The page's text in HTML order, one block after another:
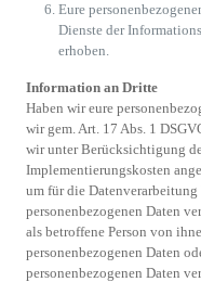
Eure
Dienste der
erhoben.
Information an Dritte
Haben wir eure
wir gem. Art. 17 Abs. 1
wir unter Berücksichtigung
Implementierungskosten
um für die
personenbezogenen Daten
als betroffene Person von
personenbezogenen Daten
personenbezogenen Daten